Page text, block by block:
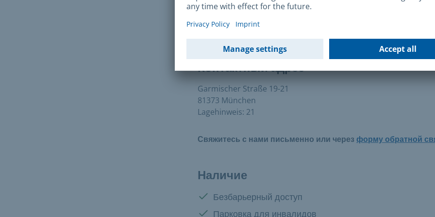
Führerscheinstelle
Eichstätter Straße 2
80686 München
Контактный адрес
Garmischer Straße 19-21
81373 München
Lagehinweis: 21
Свяжитесь с нами письменно или через форму обратной
Наличие
Доступно:
Безбарьерный доступ
Доступно:
Парковка для инвалидов